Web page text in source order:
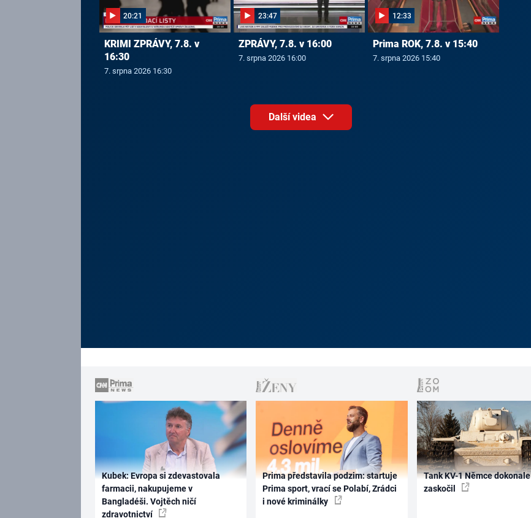
20:21
KRIMI ZPRÁVY, 7.8. v
16:30
7. srpna 2026 16:30
23:47
ZPRÁVY, 7.8. v 16:00
7. srpna 2026 16:00
12:33
Prima ROK, 7.8. v 15:40
7. srpna 2026 15:40
Další videa
Kubek: Evropa si zdevastovala
farmacii, nakupujeme v
Bangladéši. Vojtěch ničí
zdravotnictví
Prima představila podzim: startuje
Prima sport, vrací se Polabí, Zrádci
i nové kriminálky
Tank KV-1 Němce dokonale
zaskočil